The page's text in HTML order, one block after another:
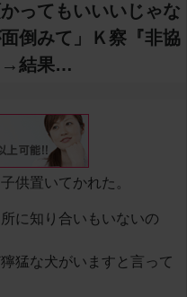
ってもいいいじゃな
倒みて」Ｋ察『非協
→結果…
供置いてかれた。
に知り合いもいないの
猛な犬がいますと言って